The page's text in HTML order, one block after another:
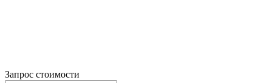
Запрос стоимости